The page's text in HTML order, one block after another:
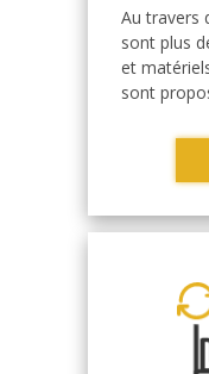
Au travers
sont plus
et
sont